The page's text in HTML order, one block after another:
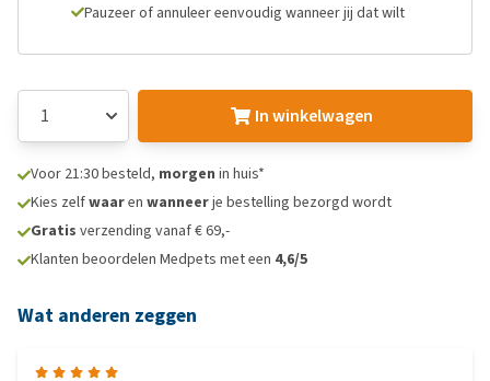
Pauzeer of annuleer eenvoudig wanneer jij dat wilt
In winkelwagen
Voor 21:30 besteld, morgen in huis*
Kies zelfwaaren wanneerje bestelling bezorgd wordt
Gratis verzending vanaf € 69,-
Klanten beoordelen Medpets met een 4,6/5
Wat anderen zeggen